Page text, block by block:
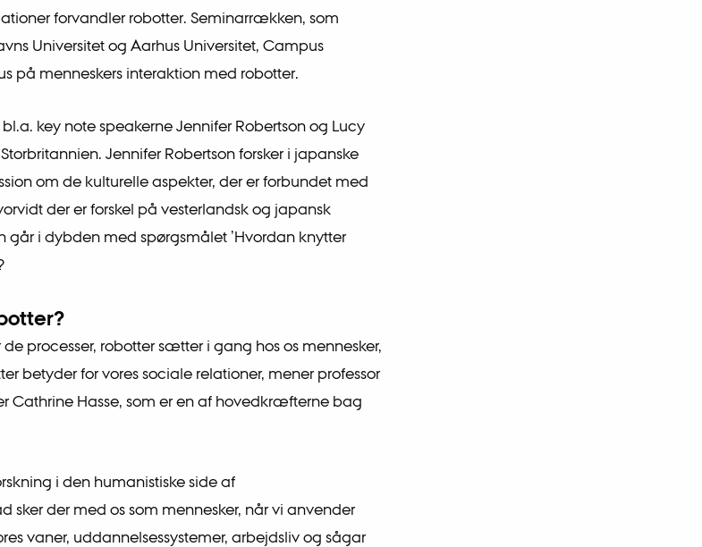
forvandler robotter. Seminarrækken, som
Universitet og Aarhus Universitet, Campus
på menneskers interaktion med robotter.
key note speakerne Jennifer Robertson og Lucy
Jennifer Robertson forsker i japanske
om de kulturelle aspekter, der er forbundet med
der er forskel på vesterlandsk og japansk
går i dybden med spørgsmålet ’Hvordan knytter
de processer, robotter sætter i gang hos os mennesker,
betyder for vores sociale relationer, mener professor
Cathrine Hasse, som er en af hovedkræfterne bag
i den humanistiske side af
sker der med os som mennesker, når vi anvender
vaner, uddannelsessystemer, arbejdsliv og sågar